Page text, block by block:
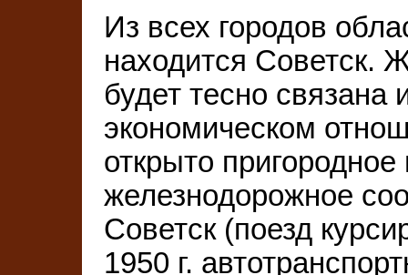
Из всех городов
находится Советск.
будет тесно связана
экономическом
открыто
железнодорожное
Советск (поезд
1950 г.